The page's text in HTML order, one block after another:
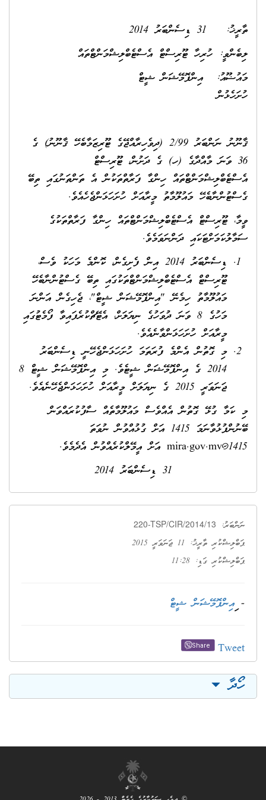
ތާރީޚު: 31 ޑިސެންބަރު 2014
ލިބެންވީ: ހުރިހާ ޓޫރިސްޓް އެސްޓެބްލިޝްމަންޓްތައް
މައުޟޫއު: އިންފޮމޭޝަން ޝީޓް
ހުށަހެޅުން
ޤާނޫނު ނަންބަރު 2/99 (ދިވެހިރާއްޖޭގެ ޓޫރިޒަމާބެހޭ ޤާނޫނު) ގެ
36 ވަނަ މާއްދާގެ (ހ) ގެ ދަށުން، ޓޫރިސްޓް
އެސްޓެބްލިޝްމަންޓްތައް ހިންގާ ފަރާތްތަކުން އެ ތަންތަނުގައި ތިބޭ
ގެސްޓުންނާބެހޭ މައުލޫމާތު މީރާއަށް ހުށަހަޅަންޖެހެއެވެ.
ވީމާ، ޓޫރިސްޓް އެސްޓެބްލިޝްމަންޓްތައް ހިންގާ ފަރާތްތަކުގެ
ސަމާލުކަމަށްޓަކައި ދަންނަވަމެވެ.
ޑިސެންބަރު 2014 އިން ފެށިގެން، ކޮންމެ މަހަކު ވެސް،
ޓޫރިސްޓް އެސްޓެބްލިޝްމަންޓްތަކުގައި ތިބޭ ގެސްޓުންނާބެހޭ
މައުލޫމާތު ހިމެނޭ "އިންފޮމޭޝަން ޝީޓް"، ޖެހިގެން އަންނަ
މަހުގެ 8 ވަނަ ދުވަހުގެ ނިޔަލަށް، އެޓޭޗްކުރެފައިވާ ފޯމެޓުގައި
މީރާއަށް ހުށަހަޅަންވާނެއެވެ.
މި ގޮތުން އެންމެ ފުރަތަމަ ހުށަހަޅަންޖެހޭނީ ޑިސެންބަރު
2014 ގެ އިންފޮމޭޝަން ޝީޓެވެ. މި އިންފޮމޭޝަން ޝީޓް 8
ޖަނަވަރީ 2015 ގެ ނިޔަލަށް މީރާއަށް ހުށަހަޅަންޖެހޭނެއެވެ.
މި ކަމާ ގުޅޭ ގޮތުން އެއްވެސް މައުލޫމާތެއް ސާފުކުރައްވަން
ބޭނުންފުޅުވާނަމަ 1415 އަށް ގުޅުއްވުން ނުވަތަ
1415@mira.gov.mv
އަށް އީމޭލްކުރެއްވުން އެދެމެވެ.
31 ޑިސެންބަރު 2014
ނަންބަރު: 220-TSP/CIR/2014/13
ޕަބްލިޝްކުރި ތާރީޚު: 11 ޖަނަވަރީ 2015
ޕަބްލިޝްކުރި ގަޑި: 11:28
- ިއިންފޮމޭޝަން ޝީޓް
Tweet
Share
ހޯދާ